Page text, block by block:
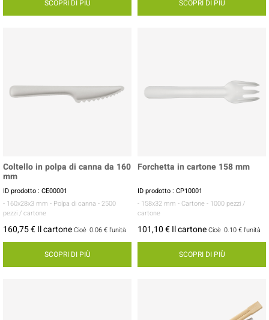
SCOPRI DI PIÙ SCOPRI DI PIÙ
Coltello in polpa di canna da 160
mm
ID prodotto : CE00001
- 160x28x3 mm - Polpa di canna - 2500
pezzi / cartone
160,75 € Il cartoneCioè 0.06 € l'unità
SCOPRI DI PIÙ
Forchetta in cartone 158 mm
ID prodotto : CP10001
- 158x32 mm - Cartone - 1000 pezzi /
cartone
101,10 € Il cartoneCioè 0.10 € l'unità
SCOPRI DI PIÙ